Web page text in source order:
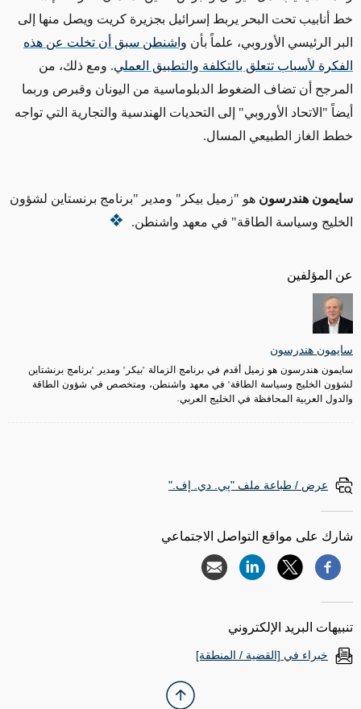
عن المؤلفين
سايمون هندرسون
سايمون هندرسون هو زميل أقدم في برنامج الزمالة "بيكر" ومدير "برنامج برنشتاين
لشؤون الخليج وسياسة الطاقة" في معهد واشنطن، ومتخصص في شؤون الطاقة
والدول العربية المحافظة في الخليج العربي.
خط أنابيب تحت البحر يربط إسرائيل بجزيرة كريت ويصل منها إلى
البر الرئيسي الأوروبي، علماً بأن واشنطن سبق أن تخلت عن هذه
الفكرة لأسباب تتعلق بالتكلفة والتطبيق العملي. ومع ذلك، من
المرجح أن تضاف الضغوط الدبلوماسية من اليونان وقبرص وربما
أيضاً "الاتحاد الأوروبي" إلى التحديات الهندسية والتجارية التي تواجه
خطط الغاز الطبيعي المسال.
سايمون هندرسون هو "زميل بيكر" ومدير "برنامج برنستاين لشؤون
الخليج وسياسة الطاقة" في معهد واشنطن.
عرض / طباعة ملف "پي. دي. إف."
شارك على مواقع التواصل الاجتماعي
تنبيهات البريد الإلكتروني
خبراء في [القضية / المنطقة]